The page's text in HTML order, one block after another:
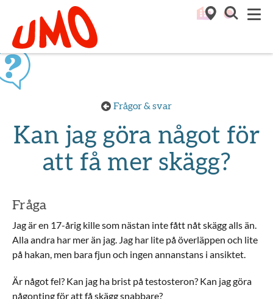
Till startsidan för Umo
Frågor & svar
Kan jag göra något för
att få mer skägg?
Fråga
Jag är en 17-årig kille som nästan inte fått nåt skägg alls än.
Alla andra har mer än jag. Jag har lite på överläppen och lite
på hakan, men bara fjun och ingen annanstans i ansiktet.
Är något fel? Kan jag ha brist på testosteron? Kan jag göra
någonting för att få skägg snabbare?